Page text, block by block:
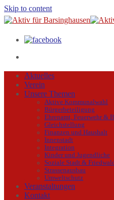
Skip to content
Aktuelles
Verein
Unsere Themen
Aktive Kommunalwahl
Bürgerbeteiligung
Ehrenamt, Feuerwehr &
Gleichstellung
Finanzen und Haushalt
Innenstadt
Integration
Kinder und Jugendliche
Soziale Stadt &
Strassenausbau
Umweltschutz
Veranstaltungen
Kontakt